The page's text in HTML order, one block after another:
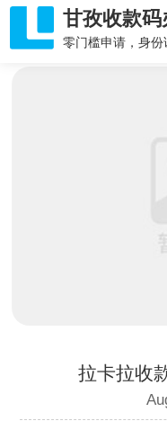
甘孜收款
零门槛申请，身份
拉卡拉收